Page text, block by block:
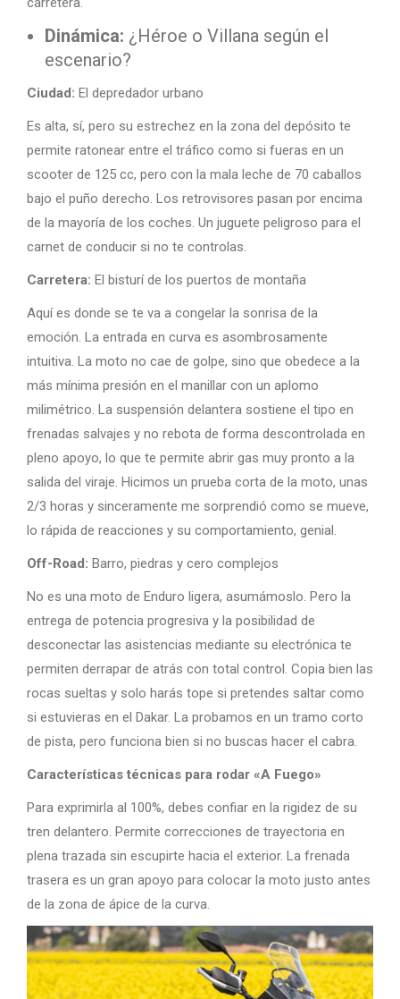
Dinámica: ¿Héroe o Villana según el
escenario?
Ciudad: El depredador urbano
Es alta, sí, pero su estrechez en la zona del depósito te
permite ratonear entre el tráfico como si fueras en un
scooter de 125 cc, pero con la mala leche de 70 caballos
bajo el puño derecho. Los retrovisores pasan por encima
de la mayoría de los coches. Un juguete peligroso para el
carnet de conducir si no te controlas.
Carretera: El bisturí de los puertos de montaña
Aquí es donde se te va a congelar la sonrisa de la
emoción. La entrada en curva es asombrosamente
intuitiva. La moto no cae de golpe, sino que obedece a la
más mínima presión en el manillar con un aplomo
milimétrico. La suspensión delantera sostiene el tipo en
frenadas salvajes y no rebota de forma descontrolada en
pleno apoyo, lo que te permite abrir gas muy pronto a la
salida del viraje. Hicimos un prueba corta de la moto, unas
2/3 horas y sinceramente me sorprendió como se mueve,
lo rápida de reacciones y su comportamiento, genial.
Off-Road: Barro, piedras y cero complejos
No es una moto de Enduro ligera, asumámoslo. Pero la
entrega de potencia progresiva y la posibilidad de
desconectar las asistencias mediante su electrónica te
permiten derrapar de atrás con total control. Copia bien las
rocas sueltas y solo harás tope si pretendes saltar como
si estuvieras en el Dakar. La probamos en un tramo corto
de pista, pero funciona bien si no buscas hacer el cabra.
Características técnicas para rodar «A Fuego»
Para exprimirla al 100%, debes confiar en la rigidez de su
tren delantero. Permite correcciones de trayectoria en
plena trazada sin escupirte hacia el exterior. La frenada
trasera es un gran apoyo para colocar la moto justo antes
de la zona de ápice de la curva.